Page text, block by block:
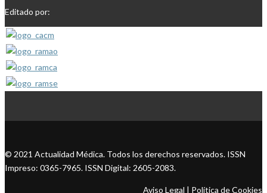
Editado por:
© 2021 Actualidad Médica. Todos los derechos reservados. ISSN
Impreso: 0365-7965. ISSN Digital: 2605-2083.
Aviso Legal | Política de Cookies